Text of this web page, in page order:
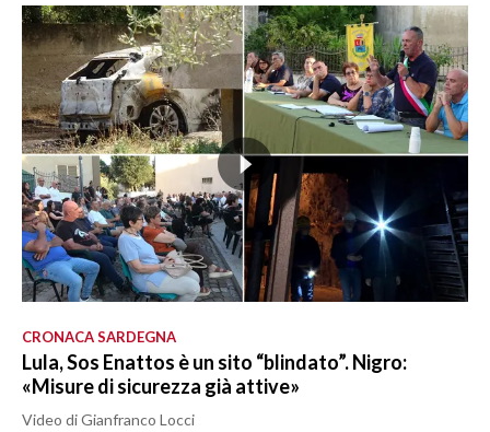
CRONACA SARDEGNA
Lula, Sos Enattos è un sito “blindato”. Nigro:
«Misure di sicurezza già attive»
Video di Gianfranco Locci